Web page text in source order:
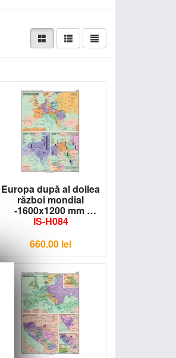
Europa după al doilea
război mondial
-1600x1200 mm
IS-H084
660.00 lei